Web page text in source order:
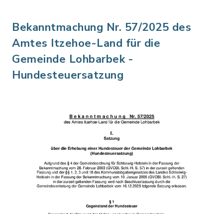
Bekanntmachung Nr. 57/2025 des
Amtes Itzehoe-Land für die
Gemeinde Lohbarbek -
Hundesteuersatzung